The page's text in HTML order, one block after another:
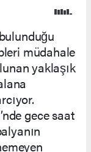
müdahale
yaklaşık
gece saat